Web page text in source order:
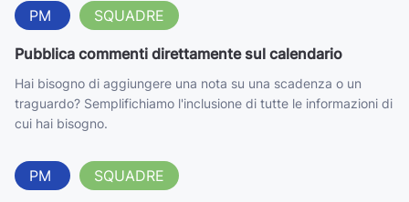
PM SQUADRE
Pubblica commenti direttamente sul calendario
Hai bisogno di aggiungere una nota su una scadenza o un
traguardo? Semplifichiamo l'inclusione di tutte le informazioni di
cui hai bisogno.
PM SQUADRE